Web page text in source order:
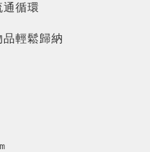
循環
輕鬆歸納